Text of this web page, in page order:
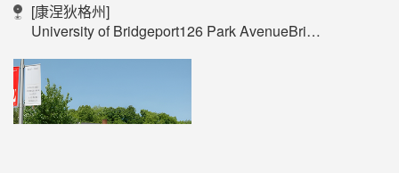
[康涅狄格州]
University of Bridgeport126 Park AvenueBridgeport, CT 06604USA